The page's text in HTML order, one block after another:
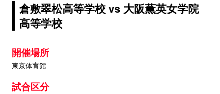
倉敷翠松高等学校 vs 大阪薫英女学院
高等学校
開催場所
東京体育館
試合区分